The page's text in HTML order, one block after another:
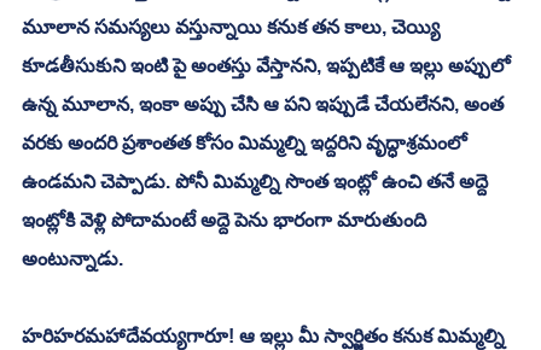
మూలాన సమస్యలు వస్తున్నాయి కనుక తన కాలు, చెయ్యి
కూడతీసుకుని ఇంటి పై అంతస్తు వేస్తానని, ఇప్పటికే ఆ ఇల్లు అప్పులో
ఉన్న మూలాన, ఇంకా అప్పు చేసి ఆ పని ఇప్పుడే చేయలేనని, అంత
వరకు అందరి ప్రశాంతత కోసం మిమ్మల్ని ఇద్దరిని వృద్ధాశ్రమంలో
ఉండమని చెప్పాడు. పోనీ మిమ్మల్ని సొంత ఇంట్లో ఉంచి తనే అద్దె
ఇంట్లోకి వెళ్లి పోదామంటే అద్దె పెను భారంగా మారుతుంది
అంటున్నాడు.
హరిహరమహాదేవయ్యగారూ! ఆ ఇల్లు మీ స్వార్జితం కనుక మిమ్మల్ని